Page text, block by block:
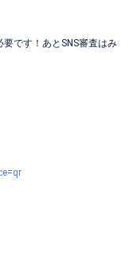
です！あとSNS審査はみ